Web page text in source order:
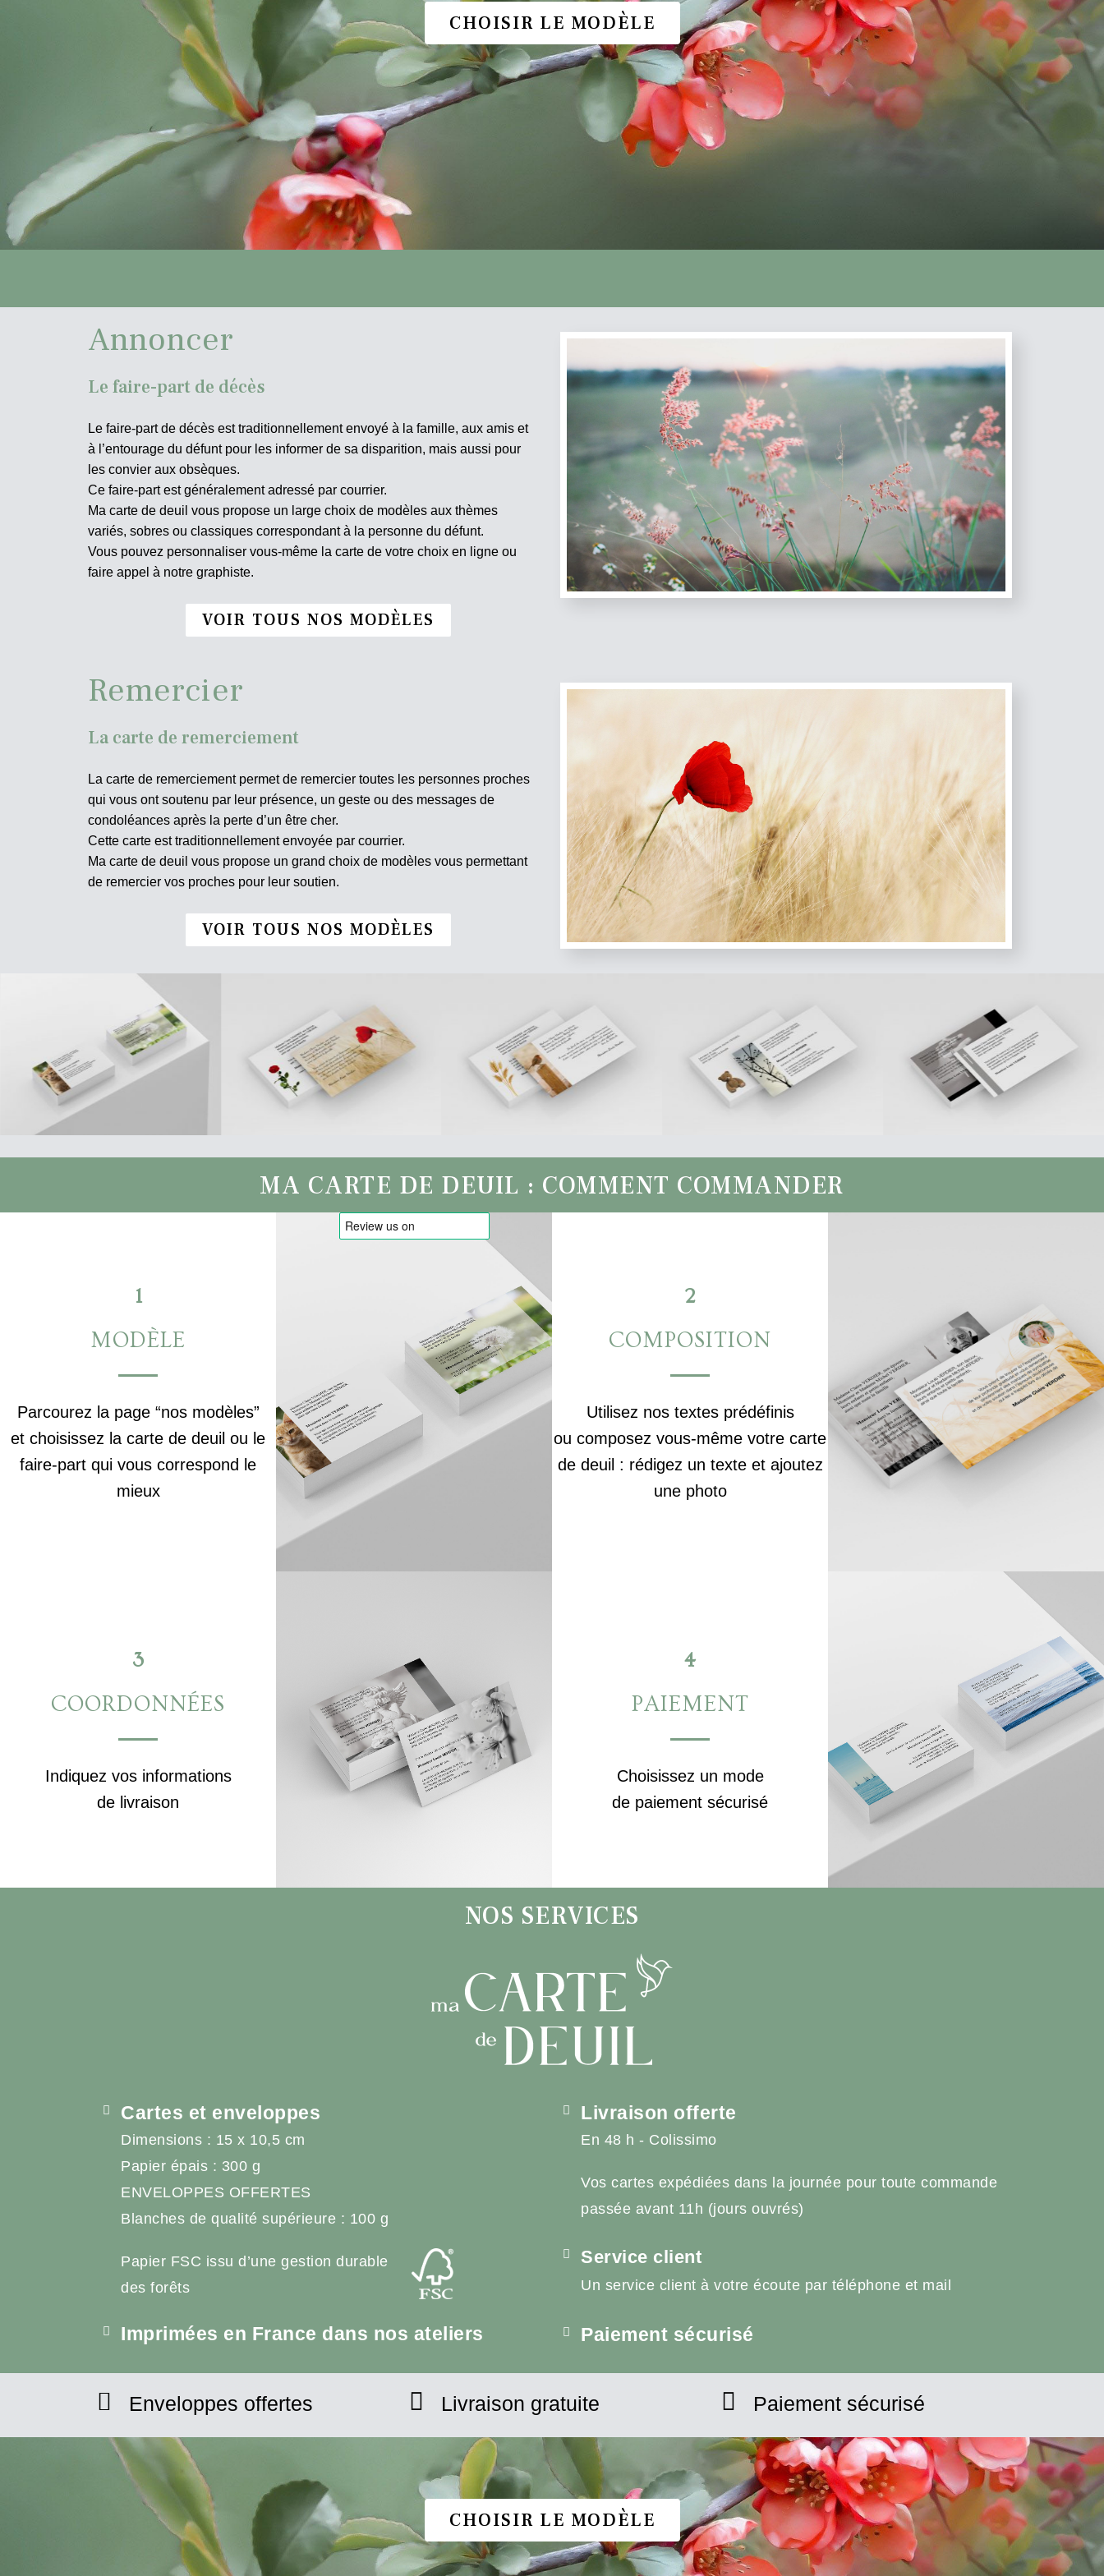
CHOISIR LE MODÈLE
Annoncer
Le faire-part de décès
Le faire-part de décès est traditionnellement envoyé à la famille, aux amis et
à l’entourage du défunt pour les informer de sa disparition, mais aussi pour
les convier aux obsèques.
Ce faire-part est généralement adressé par courrier.
Ma carte de deuil vous propose un large choix de modèles aux thèmes
variés, sobres ou classiques correspondant à la personne du défunt.
Vous pouvez personnaliser vous-même la carte de votre choix en ligne ou
faire appel à notre graphiste.
VOIR TOUS NOS MODÈLES
Remercier
La carte de remerciement
La carte de remerciement permet de remercier toutes les personnes proches
qui vous ont soutenu par leur présence, un geste ou des messages de
condoléances après la perte d’un être cher.
Cette carte est traditionnellement envoyée par courrier.
Ma carte de deuil vous propose un grand choix de modèles vous permettant
de remercier vos proches pour leur soutien.
VOIR TOUS NOS MODÈLES
MA CARTE DE DEUIL : COMMENT COMMANDER
1
MODÈLE
Parcourez la page “nos modèles”
et choisissez la carte de deuil ou le
faire-part qui vous correspond le
mieux
2
COMPOSITION
Utilisez nos textes prédéfinis
ou composez vous-même votre carte
de deuil : rédigez un texte et ajoutez
une photo
3
COORDONNÉES
Indiquez vos informations
de livraison
4
PAIEMENT
Choisissez un mode
de paiement sécurisé
NOS SERVICES
Cartes et enveloppes
Dimensions : 15 x 10,5 cm
Papier épais : 300 g
ENVELOPPES OFFERTES
Blanches de qualité supérieure : 100 g
Papier FSC issu d’une gestion durable
des forêts
Imprimées en France dans nos ateliers
Livraison offerte
En 48 h - Colissimo
Vos cartes expédiées dans la journée pour toute commande
passée avant 11h (jours ouvrés)
Service client
Un service client à votre écoute par téléphone et mail
Paiement sécurisé
Enveloppes offertes Livraison gratuite Paiement sécurisé
CHOISIR LE MODÈLE